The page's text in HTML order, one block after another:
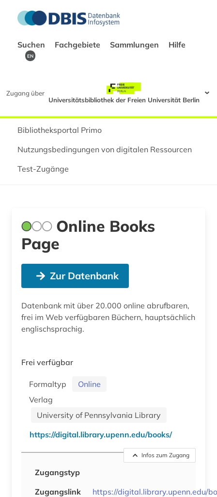
Suchen Fachgebiete Sammlungen Hilfe
EN
Zugang über
Universitätsbibliothek der Freien Universität Berlin
Bibliotheksportal Primo
Nutzungsbedingungen von digitalen Ressourcen
Test-Zugänge
Online Books
Page
Zur Datenbank
Datenbank mit über 20.000 online abrufbaren,
frei im Web verfügbaren Büchern, hauptsächlich
englischsprachig.
Frei verfügbar
Formaltyp
Online
Verlag
University of Pennsylvania Library
https://digital.library.upenn.edu/books/
Infos zum Zugang
Zugangstyp
Zugangslink
https://digital.library.upenn.edu/